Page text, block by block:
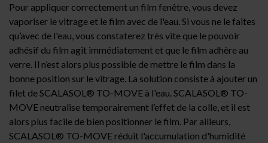
Pour appliquer correctement un film fenêtre, vous devez
vaporiser le vitrage et le film avec de l'eau. Si vous ne le faites
qu’avec de l'eau, vous constaterez très vite que le pouvoir
adhésif du film agit immédiatement et que le film adhère au
verre. Il n’est alors plus possible de mettre le film dans la
bonne position sur le vitrage. La solution consiste à ajouter un
filet deSCALASOL® TO-MOVE à l'eau. SCALASOL® TO-
MOVE neutralise temporairement l’effet de la colle, et il est
alors plus facile de bien positionner le film. Par ailleurs,
SCALASOL® TO-MOVE réduit l'accumulation d'humidité